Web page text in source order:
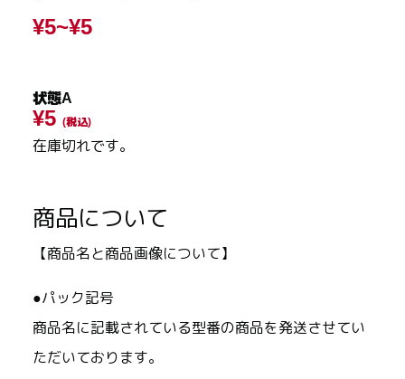
¥5~¥5
状態A
¥5 (税込)
在庫切れです。
商品について
【商品名と商品画像について】
●パック記号
商品名に記載されている型番の商品を発送させてい
ただいております。